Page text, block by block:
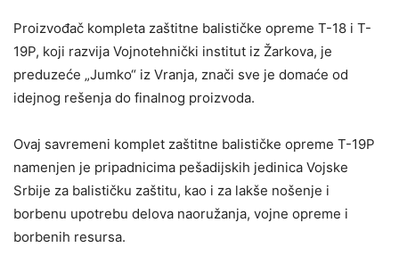
Proizvođač kompleta zaštitne balističke opreme T-18 i T-
19P, koji razvija Vojnotehnički institut iz Žarkova, je
preduzeće „Jumko“ iz Vranja, znači sve je domaće od
idejnog rešenja do finalnog proizvoda.
Ovaj savremeni komplet zaštitne balističke opreme T-19P
namenjen je pripadnicima pešadijskih jedinica Vojske
Srbije za balističku zaštitu, kao i za lakše nošenje i
borbenu upotrebu delova naoružanja, vojne opreme i
borbenih resursa.